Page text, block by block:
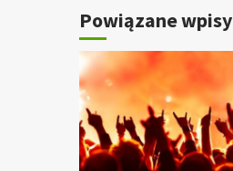
Powiązane wpisy